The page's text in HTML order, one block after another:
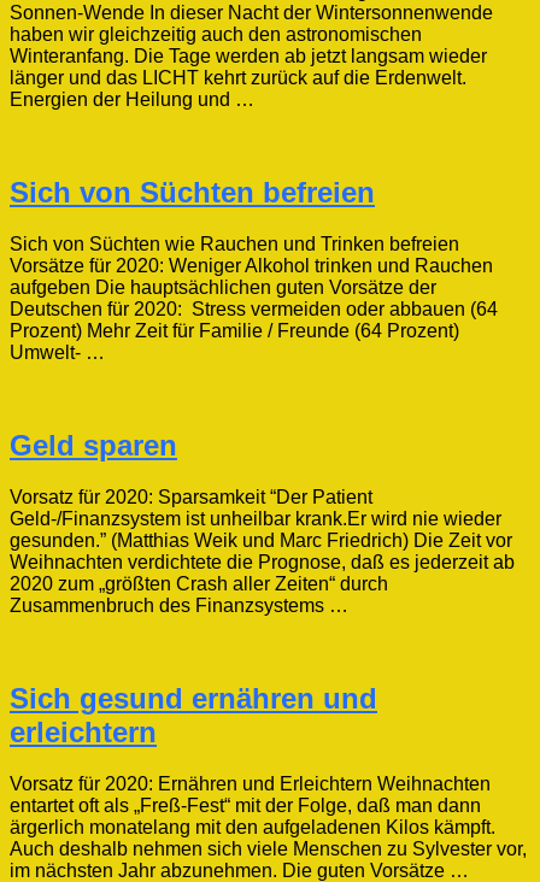
Sonnen-Wende In dieser Nacht der Wintersonnenwende
haben wir gleichzeitig auch den astronomischen
Winteranfang. Die Tage werden ab jetzt langsam wieder
länger und das LICHT kehrt zurück auf die Erdenwelt.
Energien der Heilung und …
Sich von Süchten befreien
Sich von Süchten wie Rauchen und Trinken befreien
Vorsätze für 2020: Weniger Alkohol trinken und Rauchen
aufgeben Die hauptsächlichen guten Vorsätze der
Deutschen für 2020: Stress vermeiden oder abbauen (64
Prozent) Mehr Zeit für Familie / Freunde (64 Prozent)
Umwelt- …
Geld sparen
Vorsatz für 2020: Sparsamkeit “Der Patient
Geld-/Finanzsystem ist unheilbar krank.Er wird nie wieder
gesunden.” (Matthias Weik und Marc Friedrich) Die Zeit vor
Weihnachten verdichtete die Prognose, daß es jederzeit ab
2020 zum „größten Crash aller Zeiten“ durch
Zusammenbruch des Finanzsystems …
Sich gesund ernähren und
erleichtern
Vorsatz für 2020: Ernähren und Erleichtern Weihnachten
entartet oft als „Freß-Fest“ mit der Folge, daß man dann
ärgerlich monatelang mit den aufgeladenen Kilos kämpft.
Auch deshalb nehmen sich viele Menschen zu Sylvester vor,
im nächsten Jahr abzunehmen. Die guten Vorsätze …